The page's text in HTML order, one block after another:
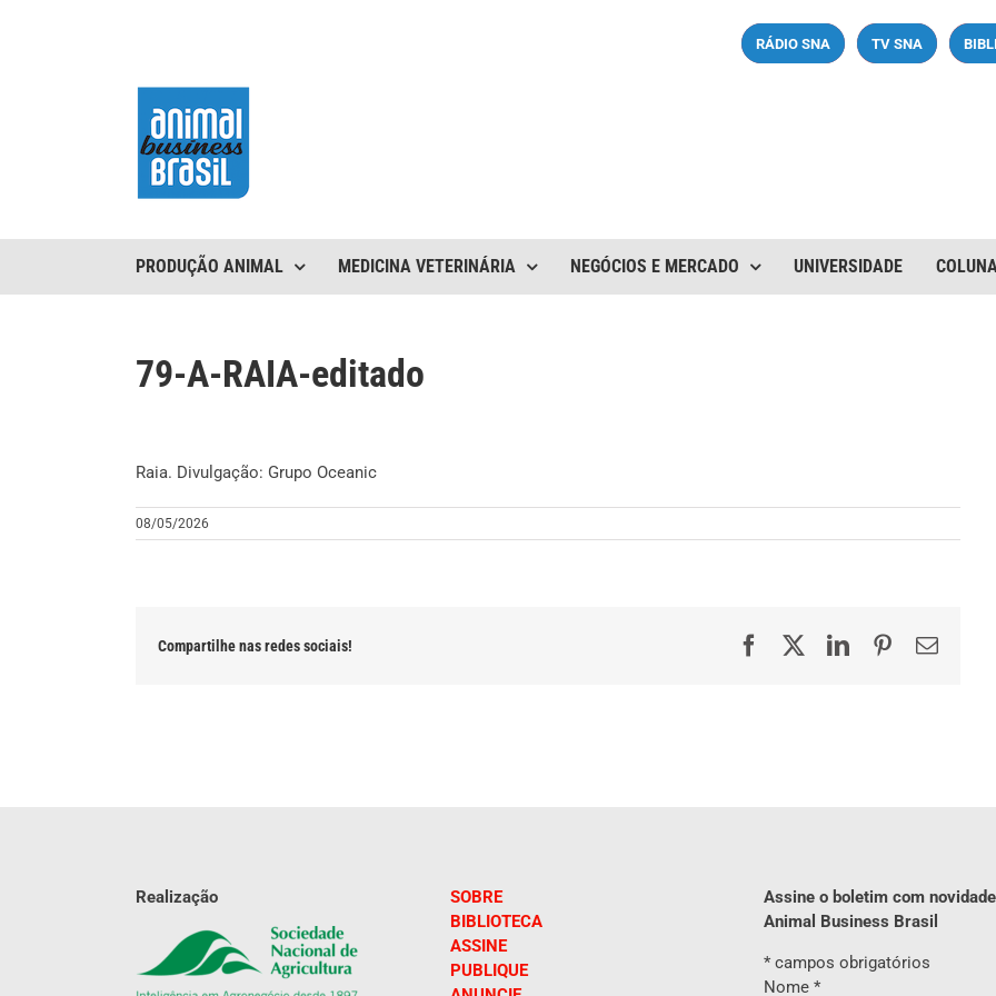
RÁDIO SNA TV SNA
PRODUÇÃO ANIMAL MEDICINA VETERINÁRIA NEGÓCIOS E MERCADO UNIVERSIDADE
79-A-RAIA-editado
Raia. Divulgação: Grupo Oceanic
08/05/2026
Compartilhe nas redes sociais! FacebookLinkedInPinterest
E-
Realização
SOBRE
BIBLIOTECA
ASSINE
PUBLIQUE
Assine o boletim com
Animal Business Brasil
* campos obrigatórios
Nome *